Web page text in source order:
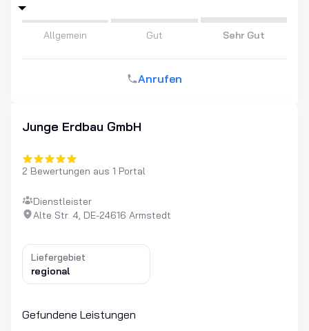
Allgemein Gut Sehr Gut
Anrufen
Junge Erdbau GmbH
2 Bewertungen aus 1 Portal
Dienstleister
Alte Str. 4, DE-24616 Armstedt
Liefergebiet
regional
Gefundene Leistungen